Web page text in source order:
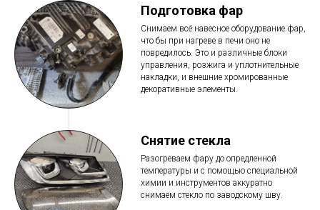
Подготовка фар
Снимаем всё навесное оборудование фар,
что бы при нагреве в печи оно не
повредилось. Это и различные блоки
управления, розжига и уплотнительные
накладки, и внешние хромированные
декоративные элементы.
Снятие стекла
Разогреваем фару до опредленной
температуры и с помощью специальной
химии и инструментов аккуратно
снимаем стекло по заводскому шву.